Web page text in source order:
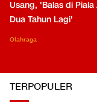
Usang, 'Balas di Piala
Dua Tahun Lagi'
Olahraga
TERPOPULER